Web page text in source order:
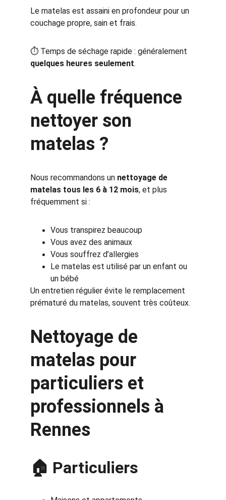
Le matelas est assaini en profondeur pour un
couchage propre, sain et frais.
⏱️ Temps de séchage rapide : généralement
quelques heures seulement.
À quelle fréquence
nettoyer son
matelas ?
Nous recommandons un nettoyage de
matelas tous les 6 à 12 mois, et plus
fréquemment si :
Vous transpirez beaucoup
Vous avez des animaux
Vous souffrez d’allergies
Le matelas est utilisé par un enfant ou
un bébé
Un entretien régulier évite le remplacement
prématuré du matelas, souvent très coûteux.
Nettoyage de
matelas pour
particuliers et
professionnels à
Rennes
🏠 Particuliers